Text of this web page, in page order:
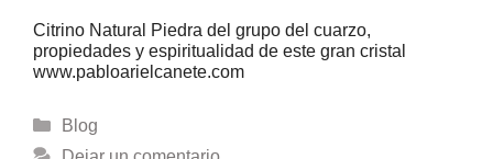
Citrino Natural Piedra del grupo del cuarzo,
propiedades y espiritualidad de este gran cristal
www.pabloarielcanete.com
Categorías
Blog